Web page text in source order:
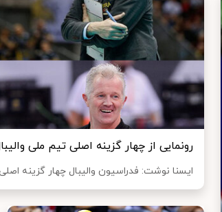
رونمایی از چهار گزینه اصلی تیم ملی
ایسنا نوشت: فدراسیون والیبال چهار گزینه اصلی